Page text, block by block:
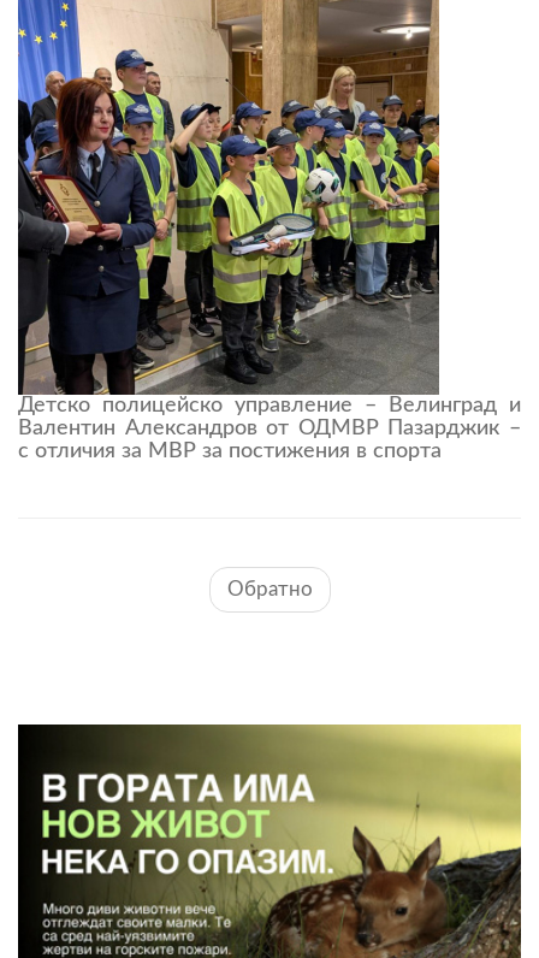
Детско полицейско управление – Велинград и
Валентин Александров от ОДМВР Пазарджик –
с отличия за МВР за постижения в спорта
Обратно